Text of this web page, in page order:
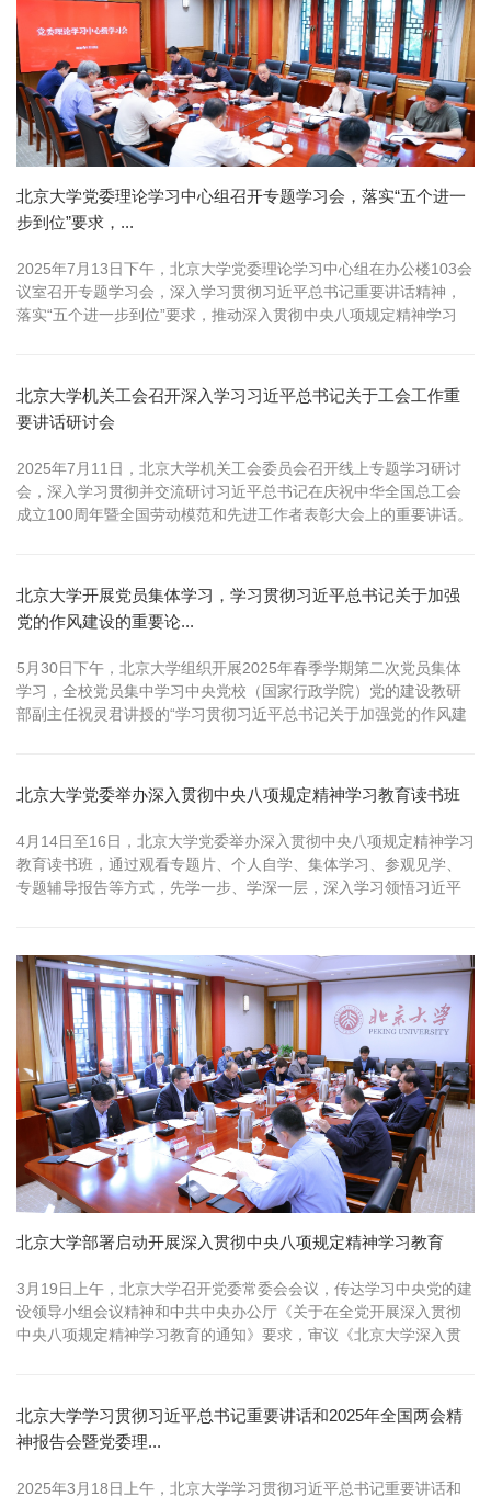
北京大学党委理论学习中心组召开专题学习会，落实“五个进一
步到位”要求，...
2025年7月13日下午，北京大学党委理论学习中心组在办公楼103会
议室召开专题学习会，深入学习贯彻习近平总书记重要讲话精神，
落实“五个进一步到位”要求，推动深入贯彻中央八项规定精神学习
北京大学机关工会召开深入学习习近平总书记关于工会工作重
要讲话研讨会
2025年7月11日，北京大学机关工会委员会召开线上专题学习研讨
会，深入学习贯彻并交流研讨习近平总书记在庆祝中华全国总工会
成立100周年暨全国劳动模范和先进工作者表彰大会上的重要讲话。
重大。习近平总书记重要讲话为大家指明了工会工作的方向，未
来，机关工会将以...
北京大学开展党员集体学习，学习贯彻习近平总书记关于加强
党的作风建设的重要论...
5月30日下午，北京大学组织开展2025年春季学期第二次党员集体
学习，全校党员集中学习中央党校（国家行政学院）党的建设教研
部副主任祝灵君讲授的“学习贯彻习近平总书记关于加强党的作风建
班负责同志在办公楼103会场参加学习，北京市委教育工委组织一处
有关负责同志到会...
北京大学党委举办深入贯彻中央八项规定精神学习教育读书班
4月14日至16日，北京大学党委举办深入贯彻中央八项规定精神学习
教育读书班，通过观看专题片、个人自学、集体学习、参观见学、
专题辅导报告等方式，先学一步、学深一层，深入学习领悟习近平
长龚旗煌等领导班子成员参加学习。 14日上午，读书班开班式在办
公楼103举行，何光...
北京大学部署启动开展深入贯彻中央八项规定精神学习教育
3月19日上午，北京大学召开党委常委会会议，传达学习中央党的建
设领导小组会议精神和中共中央办公厅《关于在全党开展深入贯彻
中央八项规定精神学习教育的通知》要求，审议《北京大学深入贯
北京大学学习贯彻习近平总书记重要讲话和2025年全国两会精
神报告会暨党委理...
2025年3月18日上午，北京大学学习贯彻习近平总书记重要讲话和